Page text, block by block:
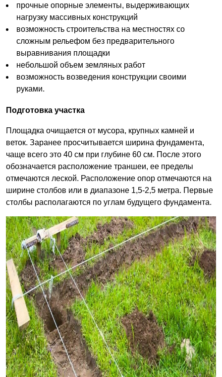
прочные опорные элементы, выдерживающих
нагрузку массивных конструкций
возможность строительства на местностях со
сложным рельефом без предварительного
выравнивания площадки
небольшой объем земляных работ
возможность возведения конструкции своими
руками.
Подготовка участка
Площадка очищается от мусора, крупных камней и
веток. Заранее просчитывается ширина фундамента,
чаще всего это 40 см при глубине 60 см. После этого
обозначается расположение траншеи, ее пределы
отмечаются леской. Расположение опор отмечаются на
ширине столбов или в диапазоне 1,5-2,5 метра. Первые
столбы располагаются по углам будущего фундамента.